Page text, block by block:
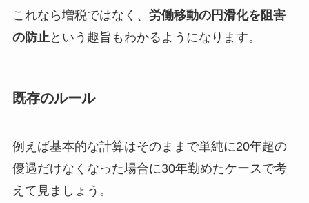
これなら増税ではなく、 労働移動の円滑化を阻害
の防止という趣旨もわかるようになります。
既存のルール
例えば基本的な計算はそのままで単純に20年超の
優遇だけなくなった場合に30年勤めたケースで考
えて見ましょう。